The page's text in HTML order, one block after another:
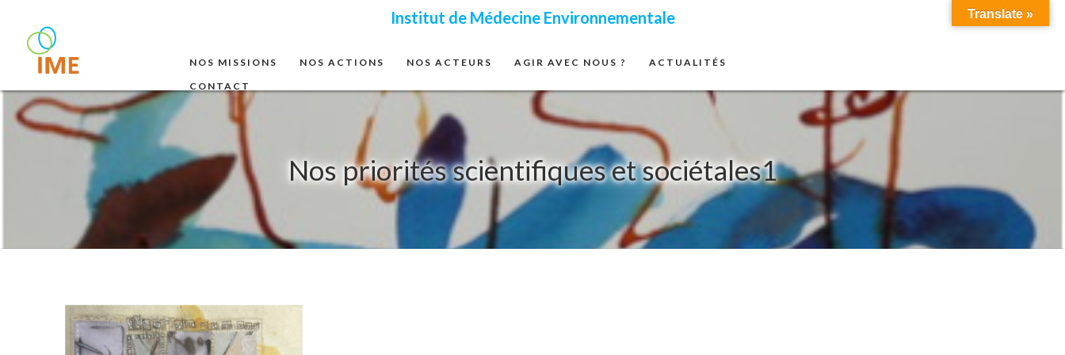
Institut de Médecine Environnementale
NOS MISSIONS NOS ACTIONS NOS ACTEURS AGIR AVEC NOUS ?
ACTUALITÉS
CONTACT
Nos priorités scientifiques et sociétales1
Translate »